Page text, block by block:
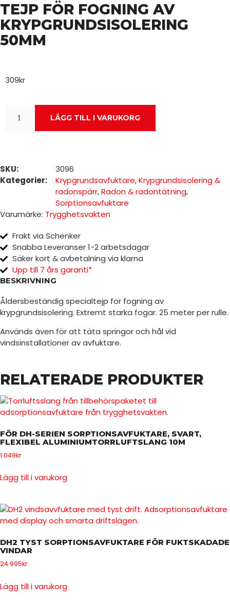
TEJP FÖR FOGNING AV
KRYPGRUNDSISOLERING
50MM
309kr
LÄGG TILL I VARUKORG
SKU:
3096
Kategorier:
Krypgrundsavfuktare,Krypgrundsisolering &
radonspärr,Radon & radontätning,
Sorptionsavfuktare
Varumärke: Trygghetsvakten
Frakt via Schenker
Snabba Leveranser 1-2 arbetsdagar
Säker kort & avbetalning via klarna
Upp till 7 års garanti*
BESKRIVNING
Åldersbeständig specialtejp för fogning av
krypgrundsisolering. Extremt starka fogar. 25 meter per rulle.
Används även för att täta springor och hål vid
vindsinstallationer av avfuktare.
RELATERADE PRODUKTER
FÖR DH-SERIEN SORPTIONSAVFUKTARE, SVART,
FLEXIBEL ALUMINIUMTORRLUFTSLANG 10M
1 049kr
Lägg till i varukorg
DH2 TYST SORPTIONSAVFUKTARE FÖR FUKTSKADADE
VINDAR
24 995kr
Lägg till i varukorg